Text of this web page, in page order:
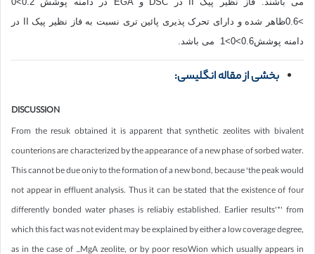
>0.6ظاهر شده و دارای تحرک پذیری پائین تری نسبت به فاز نظیر پیک II در
دامنه پوشش0.6>0>1 می باشد.
بخشی از مقاله انگلیسی:
DISCUSSION
From the resuk obtained it is apparent that synthetic zeolites with bivalent
counterions are characterized by the appearance of a new phase of sorbed water.
This cannot be due oniy to the formation of a new bond, because ‘the peak would
not appear in effluent analysis. Thus it can be stated that the existence of four
differently bonded water phases is reIiabiy established. Earlier results’*’ from
which this fact was not evident may be explained by either a low coverage degree,
as in the case of _MgA zeolite, or by poor resoWion which usuaIIy appears in